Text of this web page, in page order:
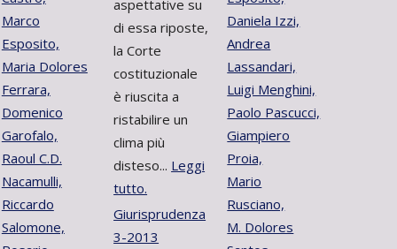
Marco
Esposito,
Maria Dolores
Ferrara,
Domenico
Garofalo,
Raoul C.D.
Nacamulli,
Riccardo
Salomone,
aspettative su
di essa riposte,
la Corte
costituzionale
è riuscita a
ristabilire un
clima più
disteso... Leggi
tutto.
Giurisprudenza
3-2013
Daniela Izzi,
Andrea
Lassandari,
Luigi Menghini,
Paolo Pascucci,
Giampiero
Proia,
Mario
Rusciano,
M. Dolores